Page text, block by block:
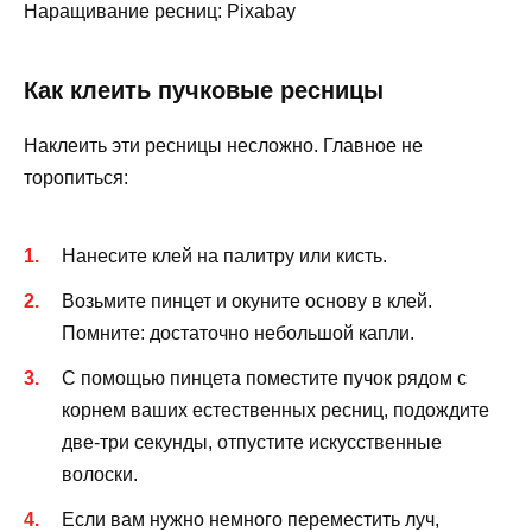
Наращивание ресниц: Pixabay
Как клеить пучковые ресницы
Наклеить эти ресницы несложно. Главное не
торопиться:
Нанесите клей на палитру или кисть.
Возьмите пинцет и окуните основу в клей.
Помните: достаточно небольшой капли.
С помощью пинцета поместите пучок рядом с
корнем ваших естественных ресниц, подождите
две-три секунды, отпустите искусственные
волоски.
Если вам нужно немного переместить луч,